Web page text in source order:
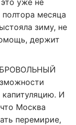
уже не
месяца
зиму, не
держит
капитуляцию. И
Москва
перемирие,